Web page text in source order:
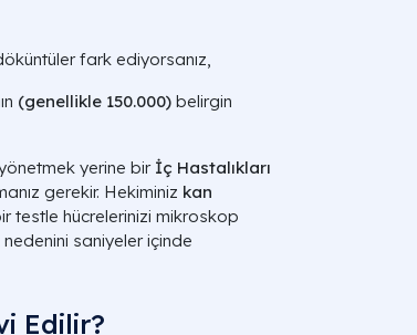
fark ediyorsanız,
(genellikle 150.000) belirgin
yerine bir İç Hastalıkları
gerekir. Hekiminiz kan
testle hücrelerinizi mikroskop
saniyeler içinde
Edilir?